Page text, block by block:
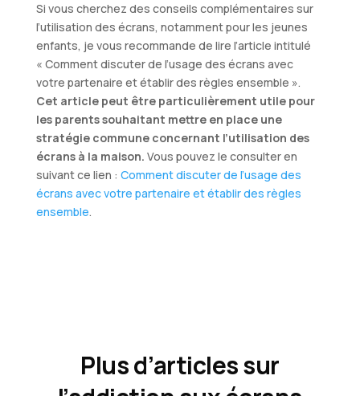
Si vous cherchez des conseils complémentaires sur
l’utilisation des écrans, notamment pour les jeunes
enfants, je vous recommande de lire l’article intitulé
« Comment discuter de l’usage des écrans avec
votre partenaire et établir des règles ensemble ».
Cet article peut être particulièrement utile pour
les parents souhaitant mettre en place une
stratégie commune concernant l’utilisation des
écrans à la maison. Vous pouvez le consulter en
suivant ce lien : Comment discuter de l’usage des
écrans avec votre partenaire et établir des règles
ensemble.
Plus d’articles sur